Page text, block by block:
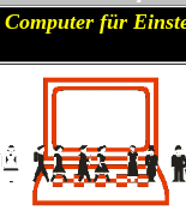
Computer für